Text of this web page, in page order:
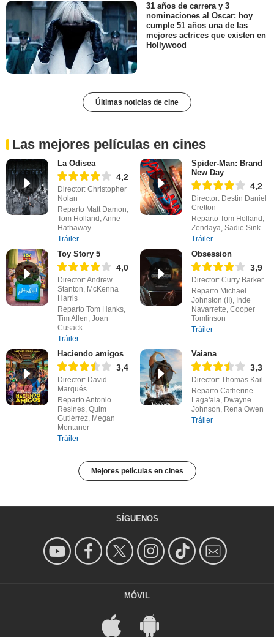
31 años de carrera y 3
nominaciones al Oscar: hoy
cumple 51 años una de las
mejores actrices que existen en
Hollywood
Últimas noticias de cine
Las mejores películas en cines
La Odisea
4,2
Director: Christopher
Nolan
Reparto Matt Damon,
Tom Holland, Anne
Hathaway
Tráiler
Spider-Man: Brand
New Day
4,2
Director: Destin Daniel
Cretton
Reparto Tom Holland,
Zendaya, Sadie Sink
Tráiler
Toy Story 5
4,0
Director: Andrew
Stanton, McKenna
Harris
Reparto Tom Hanks,
Tim Allen, Joan
Cusack
Tráiler
Obsession
3,9
Director: Curry Barker
Reparto Michael
Johnston (II), Inde
Navarrette, Cooper
Tomlinson
Tráiler
Haciendo amigos
3,4
Director: David
Marqués
Reparto Antonio
Resines, Quim
Gutiérrez, Megan
Montaner
Tráiler
Vaiana
3,3
Director: Thomas Kail
Reparto Catherine
Laga'aia, Dwayne
Johnson, Rena Owen
Tráiler
Mejores películas en cines
SÍGUENOS
MÓVIL